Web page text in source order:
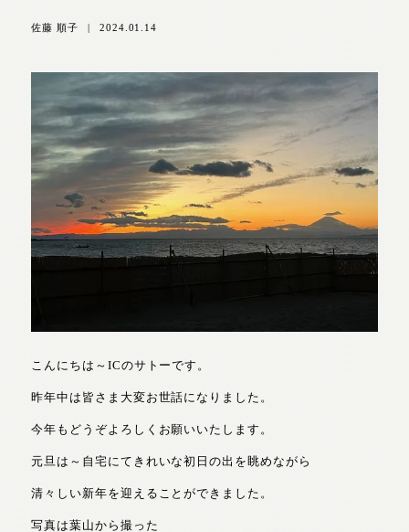
佐藤 順子 | 2024.01.14
こんにちは～ICのサトーです。
昨年中は皆さま大変お世話になりました。
今年もどうぞよろしくお願いいたします。
元旦は～自宅にてきれいな初日の出を眺めながら
清々しい新年を迎えることができました。
写真は葉山から撮った